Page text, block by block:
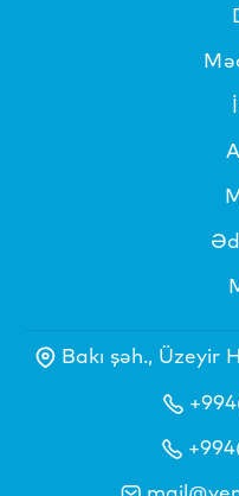
Bakı şəh., Üzeyir